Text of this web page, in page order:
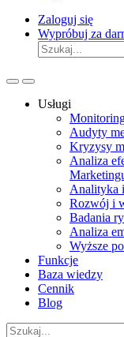
Zaloguj się
Wypróbuj za
Usługi
Audyty
Kryzysy
Analiza
Analityka
Rozwój i
Badania
Analiza
Wyższe
Funkcje
Baza wiedzy
Cennik
Blog